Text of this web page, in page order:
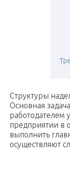
Структуры
Основная
работодателем
предприятии в
выполнить
осуществляют